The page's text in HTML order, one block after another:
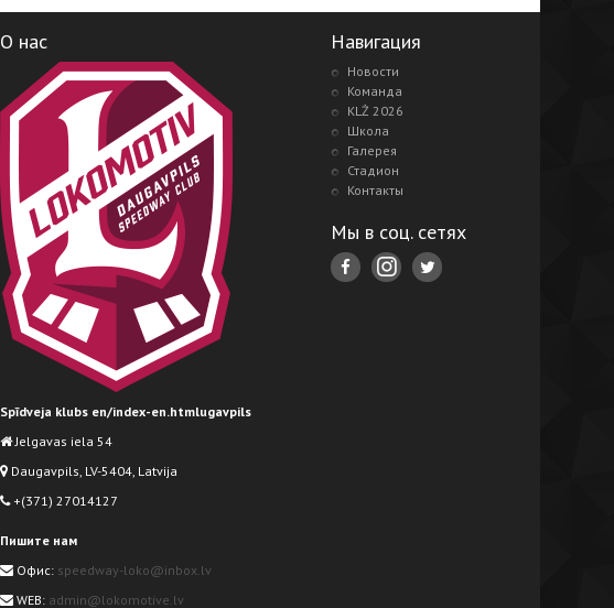
О нас
Spīdveja klubs en/index-en.htmlugavpils
Jelgavas iela 54
Daugavpils, LV-5404, Latvija
+(371) 27014127
Пишите нам
Офис: speedway-loko@inbox.lv
WEB: admin@lokomotive.lv
Навигация
Новости
Команда
KLŻ 2026
Школа
Галерея
Стадион
Контакты
Мы в соц. сетях